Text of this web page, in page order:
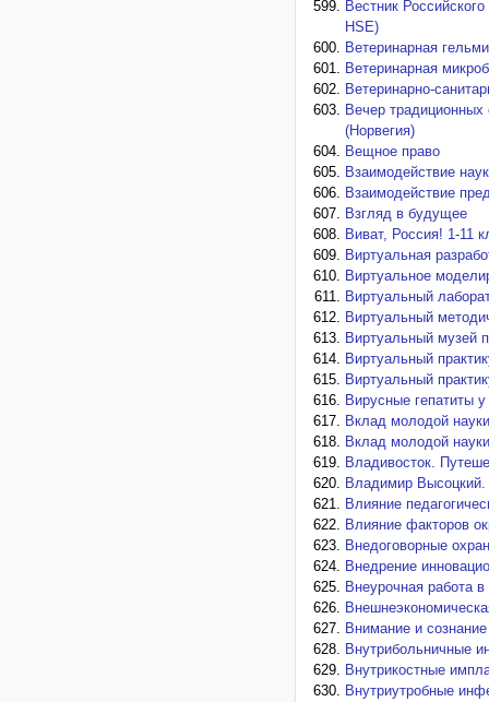
Вестник
HSE)
Ветеринарная
Ветеринарная
Ветеринарно-
Вечер традиционных
(Норвегия)
Вещное право
Взаимодействие
Взаимодействие
Взгляд в будущее
Виват, Россия! 1-11
Виртуальная
Виртуальное
Виртуальный
Виртуальный
Виртуальный музей
Виртуальный
Виртуальный
Вирусные гепатиты
Вклад молодой
Вклад молодой
Владивосток.
Владимир
Влияние
Влияние факторов
Внедоговорные
Внедрение
Внеурочная работа
Внимание и сознание
Внутрибольничные
Внутрикостные
Внутриутробные